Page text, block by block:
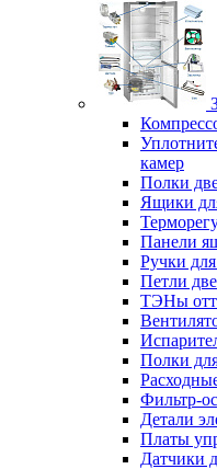
камер
Полки
Ящики
Панели
Ручки
Петли
ТЭНы
Полки
Фильтр-
Детали
Платы
Датчики